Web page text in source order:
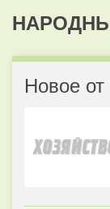
Новое от